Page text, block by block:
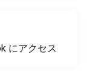
にアクセス